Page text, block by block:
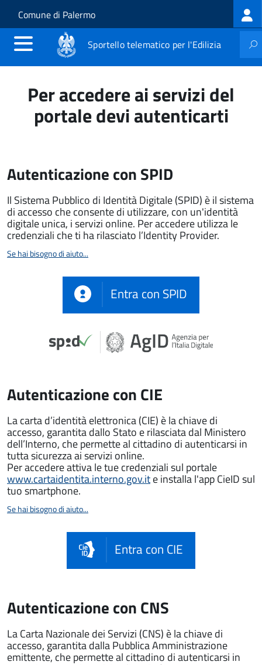
Salta al contenuto principale
Skip to site navigation
Comune di Palermo
Sportello telematico per l'Edilizia
Per accedere ai servizi del
portale devi autenticarti
Autenticazione con SPID
Il Sistema Pubblico di Identità Digitale (SPID) è il sistema
di accesso che consente di utilizzare, con un'identità
digitale unica, i servizi online. Per accedere utilizza le
credenziali che ti ha rilasciato l’Identity Provider.
Se hai bisogno di aiuto...
Entra con SPID
Autenticazione con CIE
La carta d’identità elettronica (CIE) è la chiave di
accesso, garantita dallo Stato e rilasciata dal Ministero
dell’Interno, che permette al cittadino di autenticarsi in
tutta sicurezza ai servizi online.
Per accedere attiva le tue credenziali sul portale
www.cartaidentita.interno.gov.ite installa l'app CieID sul
tuo smartphone.
Se hai bisogno di aiuto...
Entra con CIE
Autenticazione con CNS
La Carta Nazionale dei Servizi (CNS) è la chiave di
accesso, garantita dalla Pubblica Amministrazione
emittente, che permette al cittadino di autenticarsi in